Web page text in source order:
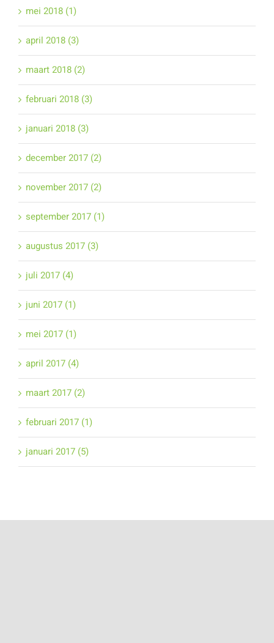
mei 2018 (1)
april 2018 (3)
maart 2018 (2)
februari 2018 (3)
januari 2018 (3)
december 2017 (2)
november 2017 (2)
september 2017 (1)
augustus 2017 (3)
juli 2017 (4)
juni 2017 (1)
mei 2017 (1)
april 2017 (4)
maart 2017 (2)
februari 2017 (1)
januari 2017 (5)